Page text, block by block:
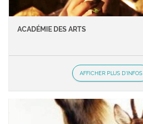
ACADÉMIE DES ARTS
AFFICHER PLUS D'INFOS